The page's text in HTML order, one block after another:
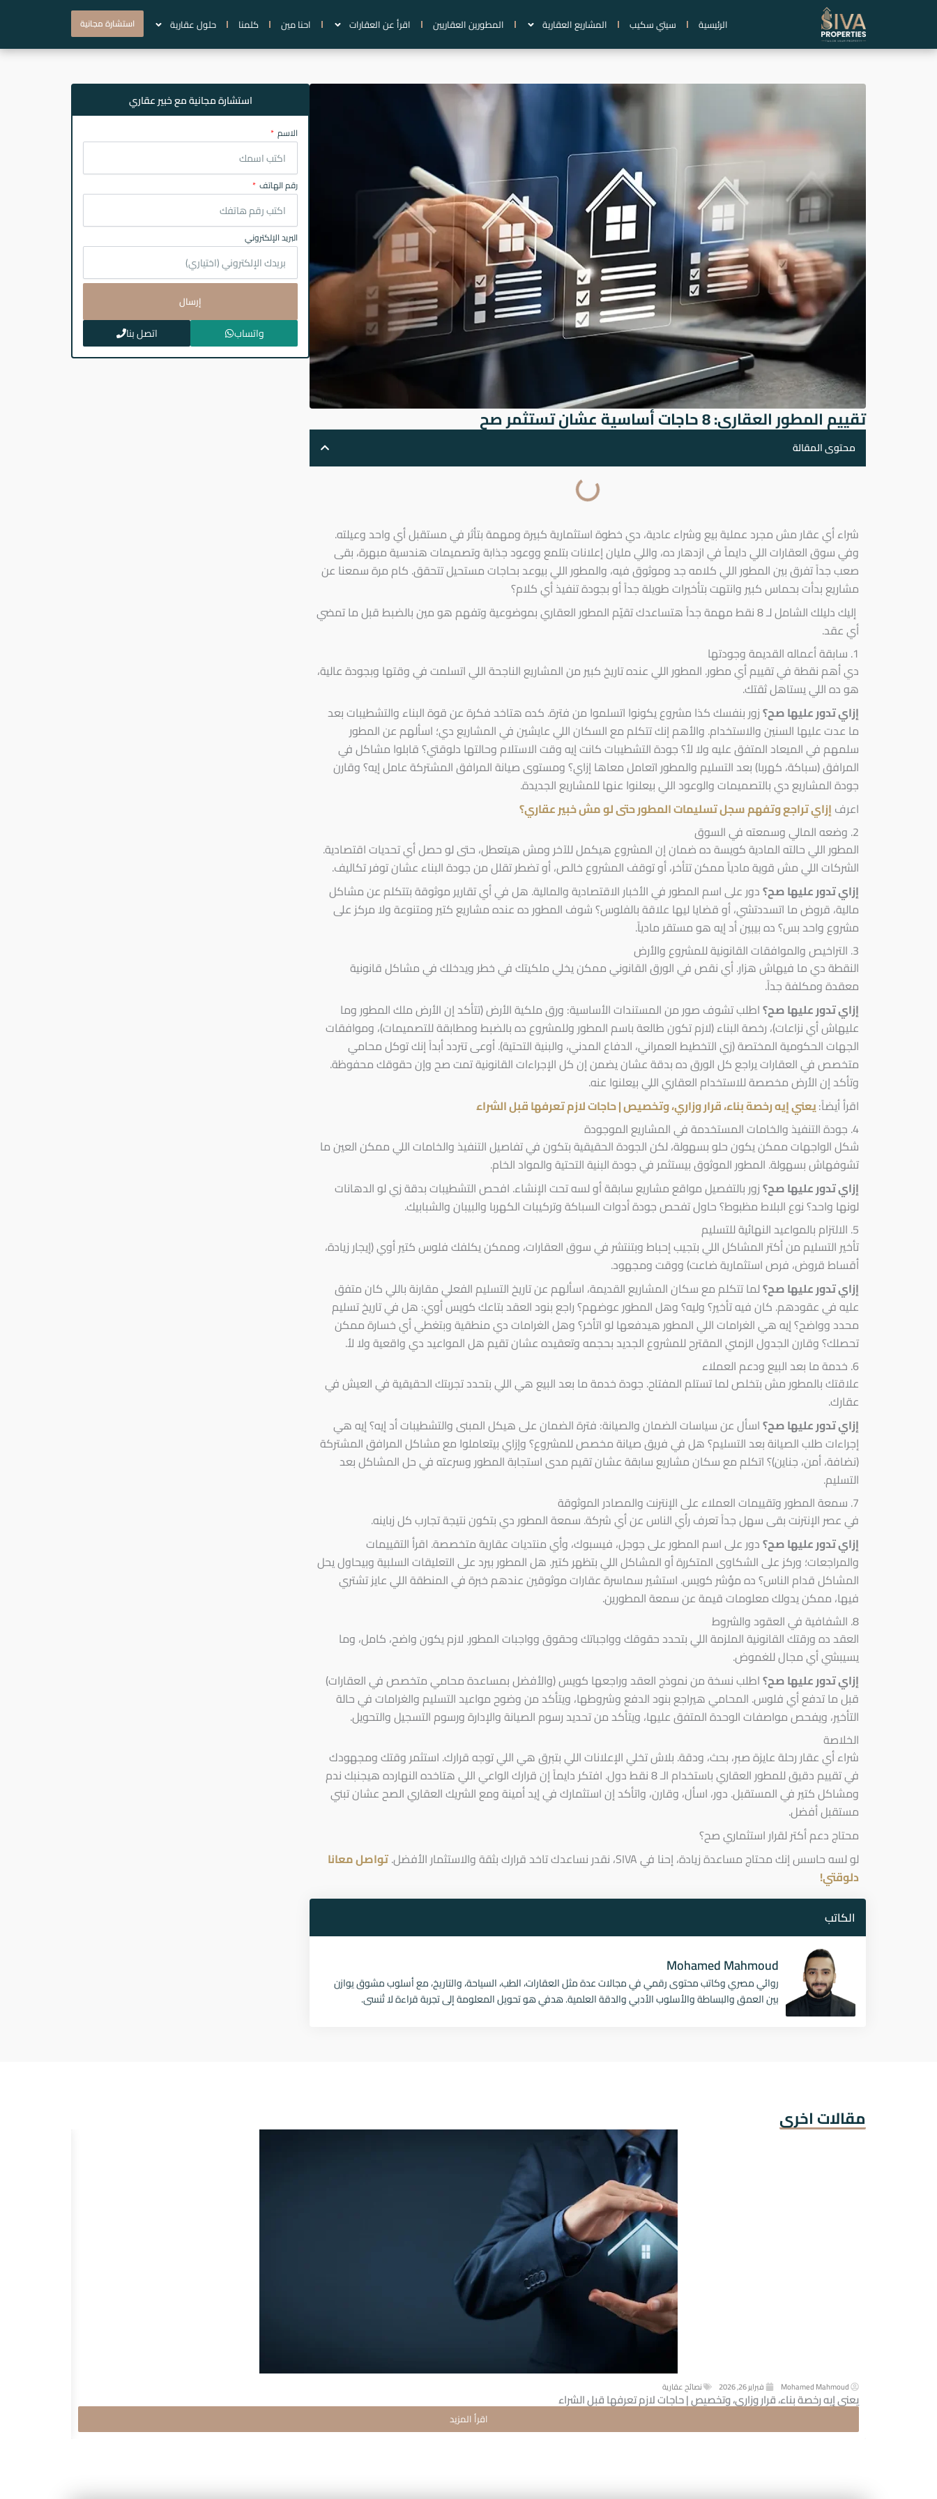
المحتوى
استشارة مجانية الرئيسية سيتي سكيب المشاريع العقارية المطورين العقاريين اقرأ عن العقارات احنا مين كلمنا حلول عقارية
استشارة مجانية مع خبير عقاري
الاسم
رقم الهاتف
البريد الإلكتروني
إرسال
واتساب اتصل بنا
تقييم المطور العقاري: 8 حاجات أساسية عشان تستثمر صح
محتوى المقالة
شراء أي عقار مش مجرد عملية بيع وشراء عادية، دي خطوة استثمارية كبيرة ومهمة بتأثر في مستقبل أي واحد وعيلته.
وفي سوق العقارات اللي دايماً في ازدهار ده، واللي مليان إعلانات بتلمع ووعود جذابة وتصميمات هندسية مبهرة، بقى
صعب جداً تفرق بين المطور اللي كلامه جد وموثوق فيه، والمطور اللي بيوعد بحاجات مستحيل تتحقق. كام مرة سمعنا عن
مشاريع بدأت بحماس كبير وانتهت بتأخيرات طويلة جداً أو بجودة تنفيذ أي كلام؟
إليك دليلك الشامل لـ 8 نقط مهمة جداً هتساعدك تقيّم المطور العقاري بموضوعية وتفهم هو مين بالضبط قبل ما تمضي
أي عقد.
1. سابقة أعماله القديمة وجودتها
دي أهم نقطة في تقييم أي مطور. المطور اللي عنده تاريخ كبير من المشاريع الناجحة اللي اتسلمت في وقتها وبجودة عالية،
هو ده اللي يستاهل ثقتك.
إزاي تدور عليها صح؟زور بنفسك كذا مشروع يكونوا اتسلموا من فترة. كده هتاخد فكرة عن قوة البناء والتشطيبات بعد
ما عدت عليها السنين والاستخدام. والأهم إنك تتكلم مع السكان اللي عايشين في المشاريع دي؛ اسألهم عن المطور
سلمهم في الميعاد المتفق عليه ولا لأ؟ جودة التشطيبات كانت إيه وقت الاستلام وحالتها دلوقتي؟ قابلوا مشاكل في
المرافق (سباكة، كهربا) بعد التسليم والمطور اتعامل معاها إزاي؟ ومستوى صيانة المرافق المشتركة عامل إيه؟ وقارن
جودة المشاريع دي بالتصميمات والوعود اللي بيعلنوا عنها للمشاريع الجديدة.
اعرف إزاي تراجع وتفهم سجل تسليمات المطور حتى لو مش خبير عقاري؟
2. وضعه المالي وسمعته في السوق
المطور اللي حالته المادية كويسة ده ضمان إن المشروع هيكمل للآخر ومش هيتعطل، حتى لو حصل أي تحديات اقتصادية.
الشركات اللي مش قوية مادياً ممكن تتأخر، أو توقف المشروع خالص، أو تضطر تقلل من جودة البناء عشان توفر تكاليف.
إزاي تدور عليها صح؟دور على اسم المطور في الأخبار الاقتصادية والمالية. هل في أي تقارير موثوقة بتتكلم عن مشاكل
مالية، قروض ما اتسددتشي، أو قضايا ليها علاقة بالفلوس؟ شوف المطور ده عنده مشاريع كتير ومتنوعة ولا مركز على
مشروع واحد بس؟ ده بيبين أد إيه هو مستقر مادياً.
3. التراخيص والموافقات القانونية للمشروع والأرض
النقطة دي ما فيهاش هزار. أي نقص في الورق القانوني ممكن يخلي ملكيتك في خطر ويدخلك في مشاكل قانونية
معقدة ومكلفة جداً.
إزاي تدور عليها صح؟اطلب تشوف صور من المستندات الأساسية: ورق ملكية الأرض (تتأكد إن الأرض ملك المطور وما
عليهاش أي نزاعات)، رخصة البناء (لازم تكون طالعة باسم المطور وللمشروع ده بالضبط ومطابقة للتصميمات)، وموافقات
الجهات الحكومية المختصة (زي التخطيط العمراني، الدفاع المدني، والبنية التحتية). أوعى تتردد أبداً إنك توكل محامي
متخصص في العقارات يراجع كل الورق ده بدقة عشان يضمن إن كل الإجراءات القانونية تمت صح وإن حقوقك محفوظة.
وتأكد إن الأرض مخصصة للاستخدام العقاري اللي بيعلنوا عنه.
اقرأ أيضاً:يعني إيه رخصة بناء، قرار وزاري، وتخصيص | حاجات لازم تعرفها قبل الشراء
4. جودة التنفيذ والخامات المستخدمة في المشاريع الموجودة
شكل الواجهات ممكن يكون حلو بسهولة، لكن الجودة الحقيقية بتكون في تفاصيل التنفيذ والخامات اللي ممكن العين ما
تشوفهاش بسهولة. المطور الموثوق بيستثمر في جودة البنية التحتية والمواد الخام.
إزاي تدور عليها صح؟زور بالتفصيل مواقع مشاريع سابقة أو لسه تحت الإنشاء. افحص التشطيبات بدقة زي لو الدهانات
لونها واحد؟ نوع البلاط مظبوط؟ حاول تفحص جودة أدوات السباكة وتركيبات الكهربا والبيبان والشبابيك.
5. الالتزام بالمواعيد النهائية للتسليم
تأخير التسليم من أكتر المشاكل اللي بتجيب إحباط وبتنتشر في سوق العقارات، وممكن يكلفك فلوس كتير أوي (إيجار زيادة،
أقساط قروض، فرص استثمارية ضاعت) ووقت ومجهود.
إزاي تدور عليها صح؟لما تتكلم مع سكان المشاريع القديمة، اسألهم عن تاريخ التسليم الفعلي مقارنة باللي كان متفق
عليه في عقودهم. كان فيه تأخير؟ وليه؟ وهل المطور عوضهم؟ راجع بنود العقد بتاعك كويس أوي: هل في تاريخ تسليم
محدد وواضح؟ إيه هي الغرامات اللي المطور هيدفعها لو اتأخر؟ وهل الغرامات دي منطقية وبتغطي أي خسارة ممكن
تحصلك؟ وقارن الجدول الزمني المقترح للمشروع الجديد بحجمه وتعقيده عشان تقيم هل المواعيد دي واقعية ولا لأ.
6. خدمة ما بعد البيع ودعم العملاء
علاقتك بالمطور مش بتخلص لما تستلم المفتاح. جودة خدمة ما بعد البيع هي اللي بتحدد تجربتك الحقيقية في العيش في
عقارك.
إزاي تدور عليها صح؟اسأل عن سياسات الضمان والصيانة: فترة الضمان على هيكل المبنى والتشطيبات أد إيه؟ إيه هي
إجراءات طلب الصيانة بعد التسليم؟ هل في فريق صيانة مخصص للمشروع؟ وإزاي بيتعاملوا مع مشاكل المرافق المشتركة
(نضافة، أمن، جناين)؟ اتكلم مع سكان مشاريع سابقة عشان تقيم مدى استجابة المطور وسرعته في حل المشاكل بعد
التسليم.
7. سمعة المطور وتقييمات العملاء على الإنترنت والمصادر الموثوقة
في عصر الإنترنت بقى سهل جداً تعرف رأي الناس عن أي شركة. سمعة المطور دي بتكون نتيجة تجارب كل زباينه.
إزاي تدور عليها صح؟دور على اسم المطور على جوجل، فيسبوك، وأي منتديات عقارية متخصصة. اقرأ التقييمات
والمراجعات؛ وركز على الشكاوى المتكررة أو المشاكل اللي بتظهر كتير. هل المطور بيرد على التعليقات السلبية وبيحاول يحل
المشاكل قدام الناس؟ ده مؤشر كويس. استشير سماسرة عقارات موثوقين عندهم خبرة في المنطقة اللي عايز تشتري
فيها، ممكن يدولك معلومات قيمة عن سمعة المطورين.
8. الشفافية في العقود والشروط
العقد ده ورقتك القانونية الملزمة اللي بتحدد حقوقك وواجباتك وحقوق وواجبات المطور. لازم يكون واضح، كامل، وما
يسيبشي أي مجال للغموض.
إزاي تدور عليها صح؟اطلب نسخة من نموذج العقد وراجعها كويس (والأفضل بمساعدة محامي متخصص في العقارات)
قبل ما تدفع أي فلوس. المحامي هيراجع بنود الدفع وشروطها، ويتأكد من وضوح مواعيد التسليم والغرامات في حالة
التأخير، ويفحص مواصفات الوحدة المتفق عليها، ويتأكد من تحديد رسوم الصيانة والإدارة ورسوم التسجيل والتحويل.
الخلاصة
شراء أي عقار رحلة عايزة صبر، بحث، ودقة. بلاش تخلي الإعلانات اللي بتبرق هي اللي توجه قرارك. استثمر وقتك ومجهودك
في تقييم دقيق للمطور العقاري باستخدام الـ 8 نقط دول. افتكر دايماً إن قرارك الواعي اللي هتاخده النهارده هيجنبك ندم
ومشاكل كتير في المستقبل. دور، اسأل، وقارن، واتأكد إن استثمارك في إيد أمينة ومع الشريك العقاري الصح عشان تبني
مستقبل أفضل.
محتاج دعم أكتر لقرار استثماري صح؟
لو لسه حاسس إنك محتاج مساعدة زيادة، إحنا في SIVA، نقدر نساعدك تاخد قرارك بثقة والاستثمار الأفضل.
تواصل معانا
دلوقتي!
الكاتب
Mohamed Mahmoud
روائي مصري وكاتب محتوى رقمي في مجالات عدة مثل العقارات، الطب، السياحة، والتاريخ، مع أسلوب مشوق يوازن
بين العمق والبساطة والأسلوب الأدبي والدقة العلمية. هدفي هو تحويل المعلومة إلى تجربة قراءة لا تُنسى.
مقالات اخرى
Mohamed Mahmoud فبراير 26, 2026 نصائح عقارية
يعني إيه رخصة بناء، قرار وزاري، وتخصيص | حاجات لازم تعرفها قبل الشراء
اقرأ المزيد